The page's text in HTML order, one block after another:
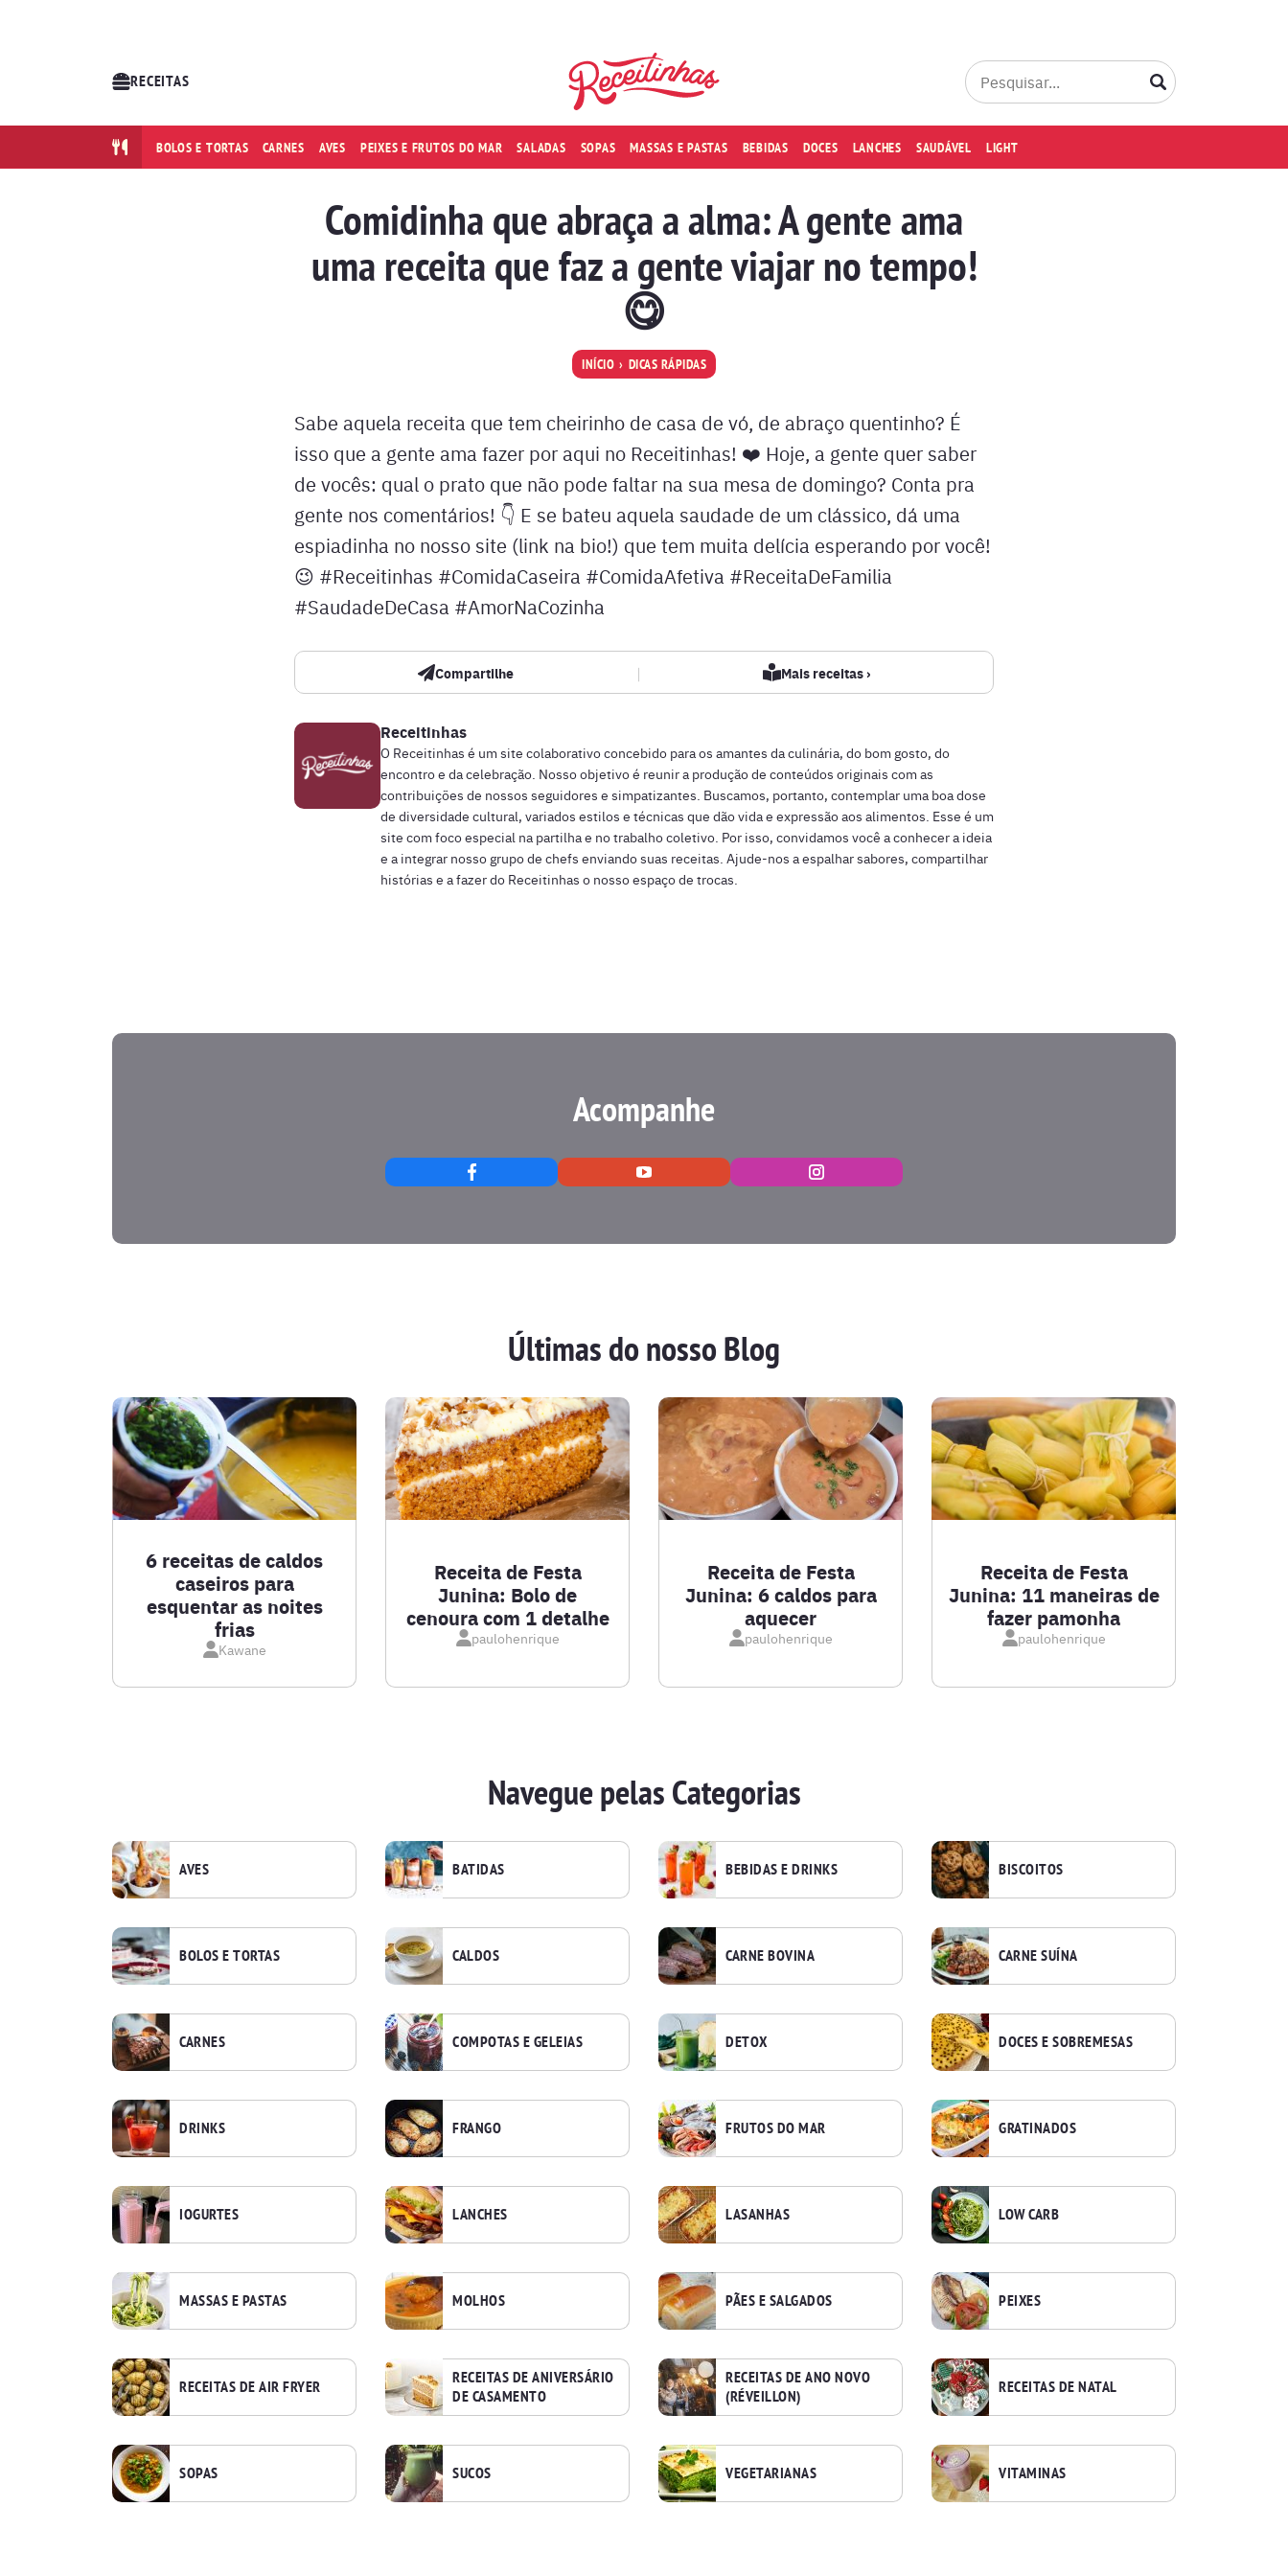
RECEITAS
BOLOS E TORTAS CARNES AVES PEIXES E FRUTOS DO MAR SALADAS SOPAS MASSAS E PASTAS BEBIDAS DOCES LANCHES SAUDÁVEL LIGHT
Comidinha que abraça a alma: A gente ama
uma receita que faz a gente viajar no tempo!
😋
INÍCIO DICAS RÁPIDAS
Sabe aquela receita que tem cheirinho de casa de vó, de abraço quentinho? É
isso que a gente ama fazer por aqui no Receitinhas! ❤️ Hoje, a gente quer saber
de vocês: qual o prato que não pode faltar na sua mesa de domingo? Conta pra
gente nos comentários! 👇 E se bateu aquela saudade de um clássico, dá uma
espiadinha no nosso site (link na bio!) que tem muita delícia esperando por você!
😉 #Receitinhas #ComidaCaseira #ComidaAfetiva #ReceitaDeFamilia
#SaudadeDeCasa #AmorNaCozinha
Compartilhe | Mais receitas ›
Receitinhas
O Receitinhas é um site colaborativo concebido para os amantes da culinária, do bom gosto, do
encontro e da celebração. Nosso objetivo é reunir a produção de conteúdos originais com as
contribuições de nossos seguidores e simpatizantes. Buscamos, portanto, contemplar uma boa dose
de diversidade cultural, variados estilos e técnicas que dão vida e expressão aos alimentos. Esse é um
site com foco especial na partilha e no trabalho coletivo. Por isso, convidamos você a conhecer a ideia
e a integrar nosso grupo de chefs enviando suas receitas. Ajude-nos a espalhar sabores, compartilhar
histórias e a fazer do Receitinhas o nosso espaço de trocas.
Acompanhe
Últimas do nosso Blog
6 receitas de caldos
caseiros para
esquentar as noites
frias
Kawane
Receita de Festa
Junina: Bolo de
cenoura com 1 detalhe
paulohenrique
Receita de Festa
Junina: 6 caldos para
aquecer
paulohenrique
Receita de Festa
Junina: 11 maneiras de
fazer pamonha
paulohenrique
Navegue pelas Categorias
AVES BATIDAS BEBIDAS E DRINKS BISCOITOS
BOLOS E TORTAS CALDOS CARNE BOVINA CARNE SUÍNA
CARNES COMPOTAS E GELEIAS DETOX DOCES E SOBREMESAS
DRINKS FRANGO FRUTOS DO MAR GRATINADOS
IOGURTES LANCHES LASANHAS LOW CARB
MASSAS E PASTAS MOLHOS PÃES E SALGADOS PEIXES
RECEITAS DE AIR FRYER
RECEITAS DE ANIVERSÁRIO
DE CASAMENTO
RECEITAS DE ANO NOVO
(RÉVEILLON)
RECEITAS DE NATAL
SOPAS SUCOS VEGETARIANAS VITAMINAS